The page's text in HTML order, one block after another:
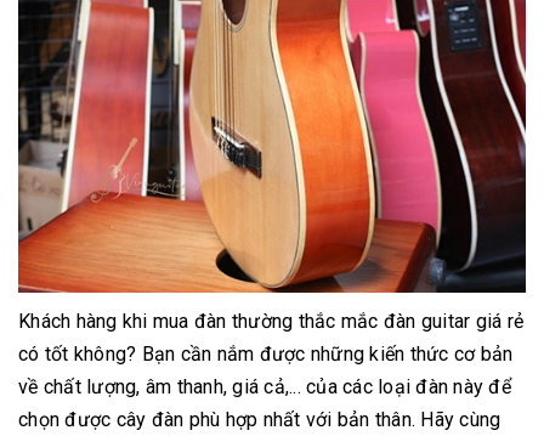
Khách hàng khi mua đàn thường thắc mắc đàn guitar giá rẻ
có tốt không? Bạn cần nắm được những kiến thức cơ bản
về chất lượng, âm thanh, giá cả,... của các loại đàn này để
chọn được cây đàn phù hợp nhất với bản thân. Hãy cùng